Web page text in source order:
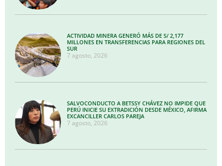
ACTIVIDAD MINERA GENERÓ MÁS DE S/ 2,177
MILLONES EN TRANSFERENCIAS PARA REGIONES DEL
SUR
7 agosto, 2026
SALVOCONDUCTO A BETSSY CHÁVEZ NO IMPIDE QUE
PERÚ INICIE SU EXTRADICIÓN DESDE MÉXICO, AFIRMA
EXCANCILLER CARLOS PAREJA
7 agosto, 2026